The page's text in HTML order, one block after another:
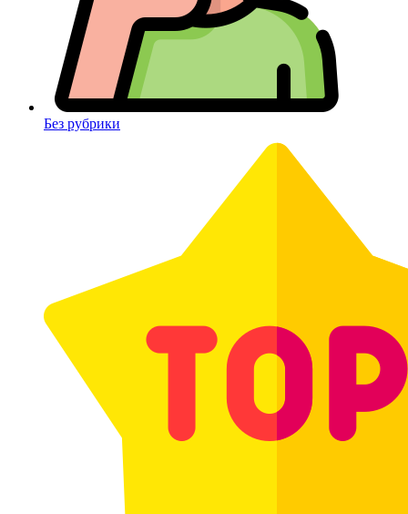
Без рубрики